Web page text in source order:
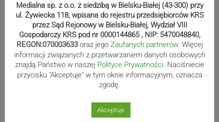
Sport
Beniaminek ze spadkowiczem na
remis. Podbeskidzie – Lechia 2:2 |
ZDJĘCIA
Biało-zieloni nadal niepokonani.
Medialna sp. z o.o. z siedzibą w Bielsku-Białej (43-300) przy
ul. Żywiecka 118, wpisana do rejestru przedsiębiorców KRS
przez Sąd Rejonowy w Bielsku-Białej, Wydział VIII
Gospodarczy KRS pod nr 0000144865 , NIP: 5470048840,
REGON:070003633 oraz jego Zaufanych partnerów. Więcej
informacji związanych z przetwarzaniem danych osobowych
znajdą Państwo w naszej Polityce Prywatności. Naciśniecie
przycisku "Akceptuje" w tym oknie informacyjnym, oznacza
zgodę.
Akceptuje